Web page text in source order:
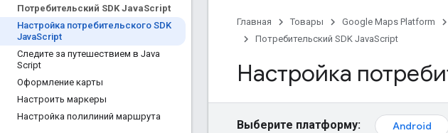
Потребительский SDK JavaScript
Настройка потребительского SDK
JavaScript
Следите за путешествием в Java
Script
Оформление карты
Настроить маркеры
Настройка полилиний маршрута
Главная Товары Google Maps Platform
Потребительский SDK JavaScript
Настройка
Выберите платформу: Android